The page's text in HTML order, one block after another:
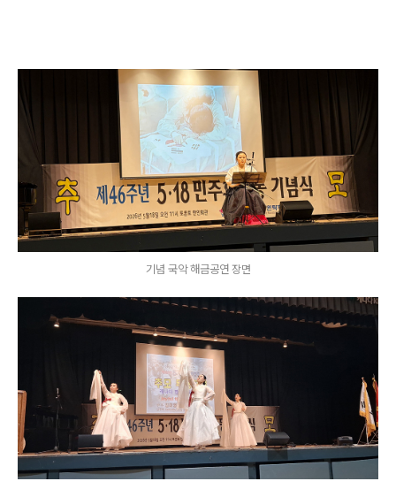
기념 국악 해금공연 장면